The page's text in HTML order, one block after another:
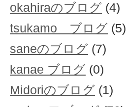
okahiraのブログ (4)
tsukamo ブログ (5)
saneのブログ (7)
kanae ブログ (0)
Midoriのブログ (1)